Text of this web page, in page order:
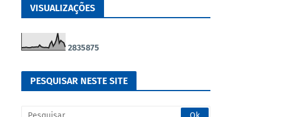
VISUALIZAÇÕES
2835875
PESQUISAR NESTE SITE